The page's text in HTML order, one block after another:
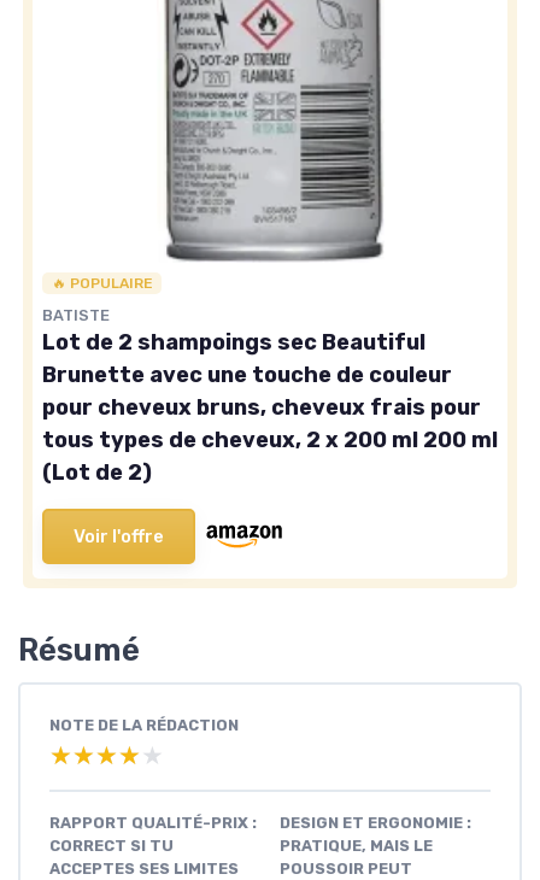
🔥 POPULAIRE
BATISTE
Lot de 2 shampoings sec Beautiful
Brunette avec une touche de couleur
pour cheveux bruns, cheveux frais pour
tous types de cheveux, 2 x 200 ml 200 ml
(Lot de 2)
Voir l'offre
Résumé
NOTE DE LA RÉDACTION
★★★★★
★★★★★
RAPPORT QUALITÉ-PRIX :
CORRECT SI TU
ACCEPTES SES LIMITES
DESIGN ET ERGONOMIE :
PRATIQUE, MAIS LE
POUSSOIR PEUT